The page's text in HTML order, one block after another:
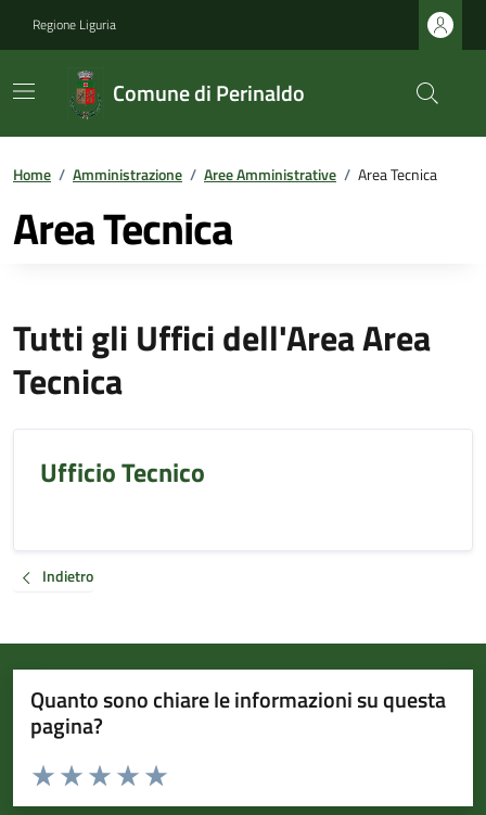
Regione Liguria
Comune di Perinaldo
Home / Amministrazione / Aree Amministrative / Area Tecnica
Area Tecnica
Tutti gli Uffici dell'Area Area
Tecnica
Ufficio Tecnico
Indietro
Quanto sono chiare le informazioni su questa
pagina?
Valuta da 1 a 5 stelle la pagina
Valuta 5 stelle su 5
Valuta 4 stelle su 5
Valuta 3 stelle su 5
Valuta 2 stelle su 5
Valuta 1 stelle su 5